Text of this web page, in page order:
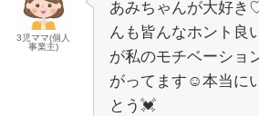
3児ママ(個人
事業主)
あみちゃんが大好き
んも皆んなホント良
が私のモチベーショ
がってます☺️本当に
とう💓